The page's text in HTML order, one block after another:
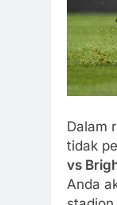
Dalam
tidak
vs
Anda